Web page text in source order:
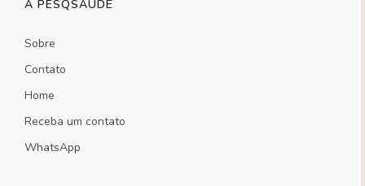
A PESQSAÚDE
Sobre
Contato
Home
Receba um contato
WhatsApp